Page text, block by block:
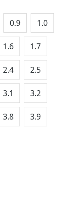
0.9 1.0
1.6 1.7
2.4 2.5
3.1 3.2
3.8 3.9